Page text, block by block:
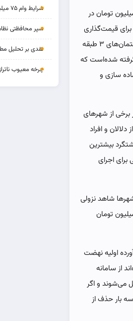
قیمت تمام شده نهضت ملی مسکن تاکید کرد: در ابتدا قیمت تمام شده ۴.۵ میلیون تومان در
قیمت‌گذاری
تعیین شده که تا ۱۰ روز دیگر ابلاغ می‌شود که براساس آن قیمت‌گذاری در سه دسته ساختمان‌های ۳ طبقه
در نظر گرفته شده‌است که
سازی و
از شهرهای
و افراد
بیشترین
برای اجرای
شاهد نزولی
بودیم به طوریکه در شهر جدید پردیس قیمت‌ها در هر واحد تا ۸۰۰ میلیون تومان
اولیه نهضت
از سامانه
می‌شوند و اگر
سه بار حذف از
شرایط وام ۷۵ میلیونی بازنشستگان
سپر محافظتی نظام
نقدی بر تحلیل
چرخه‌ معیوب